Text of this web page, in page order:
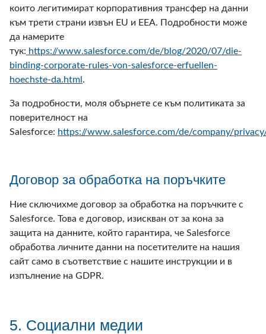
които легитимират корпоративния трансфер на данни
към трети страни извън EU и EEA. Подробности може
да намерите
тук: https://www.salesforce.com/de/blog/2020/07/die-
binding-corporate-rules-von-salesforce-erfuellen-
hoechste-da.html .
За подробности, моля обърнете се към политиката за
поверителност на
Salesforce: https://www.salesforce.com/de/company/
Договор за обработка на поръчките
Ние сключихме договор за обработка на поръчките с
Salesforce. Това е договор, изискван от за кона за
защита на данните, който гарантира, че Salesforce
обработва личните данни на посетителите на нашия
сайт само в съответствие с нашите инструкции и в
изпълнение на GDPR.
5. Социални медии